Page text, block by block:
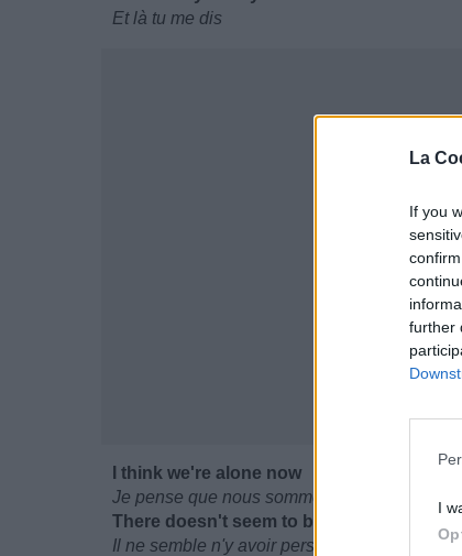
La
If you
further
I
Et là tu me dis
I think we're alone now
Je pense que nous sommes seuls à present
There doesn't seem to be anyone around
Il ne semble n'y avoir personne aux